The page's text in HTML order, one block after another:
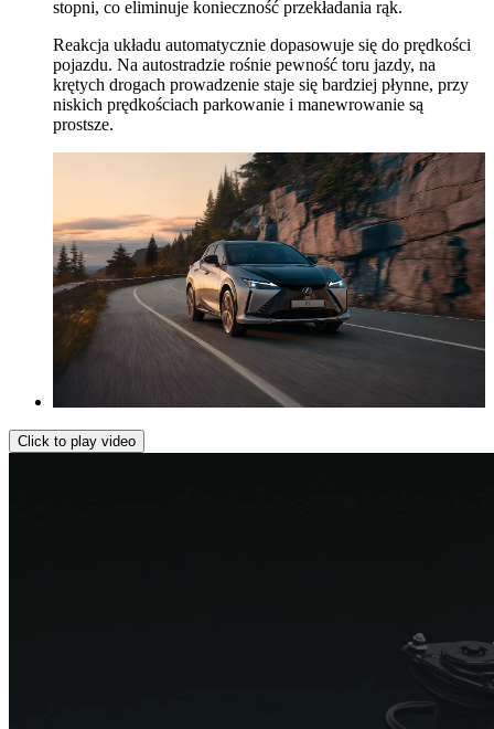
stopni, co eliminuje konieczność przekładania rąk.
Reakcja układu automatycznie dopasowuje się do prędkości
pojazdu. Na autostradzie rośnie pewność toru jazdy, na
krętych drogach prowadzenie staje się bardziej płynne, przy
niskich prędkościach parkowanie i manewrowanie są
prostsze.
Click to play video